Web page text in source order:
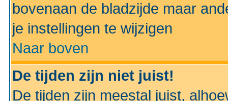
bovenaan de bladzijde maar
je instellingen te wijzigen
Naar boven
De tijden zijn niet juist!
De tijden zijn meestal juist,